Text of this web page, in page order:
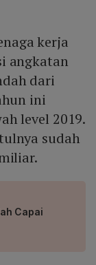
kerja
angkatan
dari
ini
level 2019.
sudah
Capai